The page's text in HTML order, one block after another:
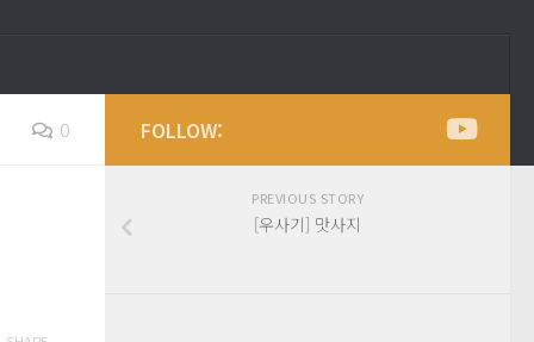
0 FOLLOW:
PREVIOUS STORY
[우사기] 맛사지